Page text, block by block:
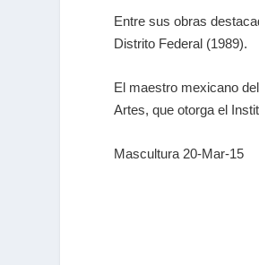
Entre sus obras
Distrito Federal (1989).
El maestro mexicano
Artes, que otorga el
Mascultura 20-Mar-15